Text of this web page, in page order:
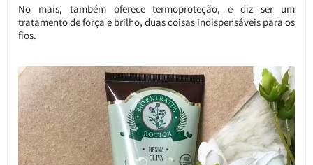
No mais, também oferece termoproteção, e diz ser um
tratamento de força e brilho, duas coisas indispensáveis para os
fios.